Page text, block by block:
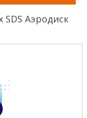
Аэродиск